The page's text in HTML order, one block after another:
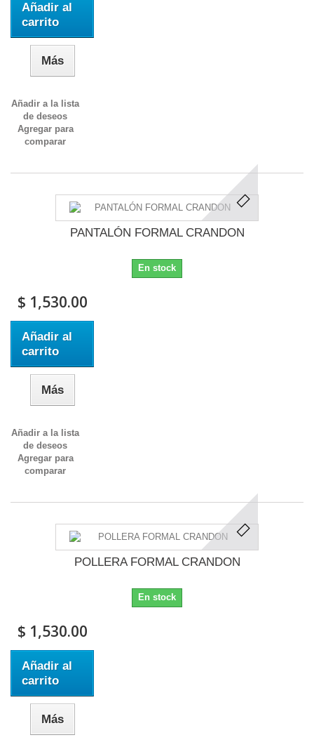
Añadir al
carrito
Más
Añadir a la lista
de deseos
Agregar para
comparar
PANTALÓN FORMAL CRANDON
En stock
$ 1,530.00
Añadir al
carrito
Más
Añadir a la lista
de deseos
Agregar para
comparar
POLLERA FORMAL CRANDON
En stock
$ 1,530.00
Añadir al
carrito
Más